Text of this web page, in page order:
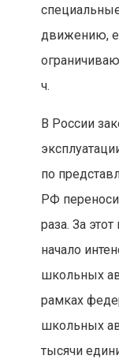
движению,
ч.
В России
по
РФ
раза. За
начало
школьных
рамках
школьных
тысячи